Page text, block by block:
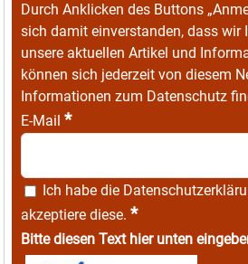
Durch Anklicken des Buttons
sich damit einverstanden, dass wir
unsere aktuellen Artikel und
können sich jederzeit von diesem
Informationen zum Datenschutz
E-Mail *
Ich habe die
akzeptiere diese. *
Bitte diesen Text hier unten